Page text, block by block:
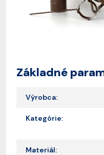
Základné
Výrobca:
Kategórie:
Materiál: